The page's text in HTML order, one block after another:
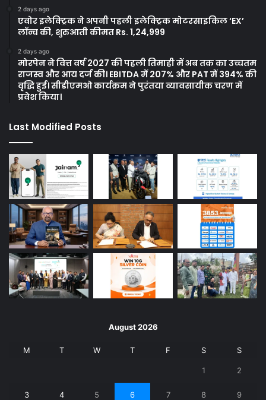
2 days ago
एवोर इलेक्ट्रिक ने अपनी पहली इलेक्ट्रिक मोटरसाइकिल ‘EX’
लॉन्च की, शुरुआती कीमत Rs. 1,24,999
2 days ago
मोरपेन ने वित्त वर्ष 2027 की पहली तिमाही में अब तक का उच्चतम
राजस्व और आय दर्ज की। EBITDA में 207% और PAT में 394% की
वृद्धि हुई। सीडीएमओ कार्यक्रम ने पुरंतया व्यावसायीक चरण में
प्रवेश किया।
Last Modified Posts
August 2026
M T W T F S S
1 2
3 4 5 6 7 8 9